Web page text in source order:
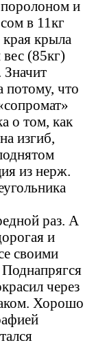
и
в 11кг
крыла
(85кг)
потому, что
о том, как
изгиб,
из нерж.
раз. А
и
своими
через
Хорошо